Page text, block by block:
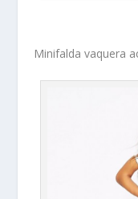
Minifalda vaquera